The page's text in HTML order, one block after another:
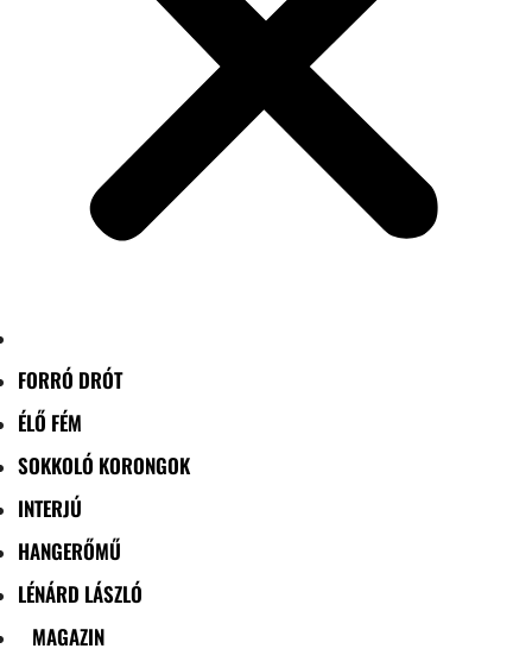
FORRÓ DRÓT
ÉLŐ FÉM
SOKKOLÓ KORONGOK
INTERJÚ
HANGERŐMŰ
LÉNÁRD LÁSZLÓ
MAGAZIN